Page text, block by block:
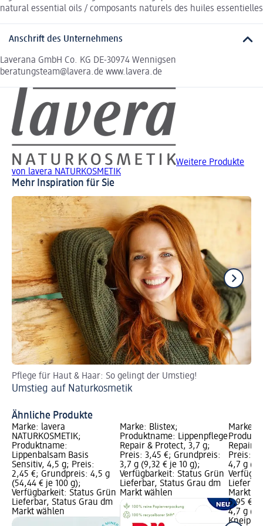
natural essential oils / composants naturels des huiles essentielles
Anschrift des Unternehmens
Laverana GmbH Co. KG DE-30974 Wennigsen
beratungsteam@lavera.de www.lavera.de
Weitere Produkte
von lavera NATURKOSMETIK
Mehr Inspiration für Sie
Pflege für Haut & Haar: So gelingt der Umstieg!
Umstieg auf Naturkosmetik
Ähnliche Produkte
Marke: lavera
NATURKOSMETIK;
Produktname:
Lippenbalsam Basis
Sensitiv, 4,5 g; Preis:
2,45 €; Grundpreis: 4,5 g
(54,44 € je 100 g);
Verfügbarkeit: Status Grün
Lieferbar, Status Grau dm
Markt wählen
Marke: Blistex;
Produktname: Lippenpflege
Repair & Protect, 3,7 g;
Preis: 3,45 €; Grundpreis:
3,7 g (9,32 € je 10 g);
Verfügbarkeit: Status Grün
Lieferbar, Status Grau dm
Markt wählen
Marke:
Repair
Preis:
4,7 g
Markt
5,95 €
4,7 g
Kneipp